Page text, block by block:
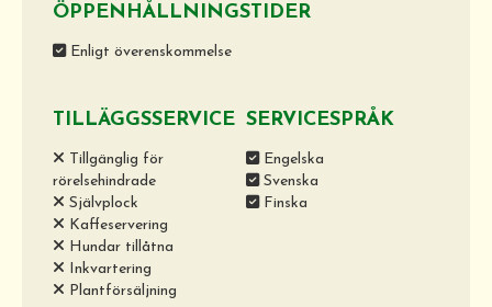
ÖPPENHÅLLNINGSTIDER
Enligt överenskommelse
TILLÄGGSSERVICE
Tillgänglig för
rörelsehindrade
Självplock
Kaffeservering
Hundar tillåtna
Inkvartering
Plantförsäljning
SERVICESPRÅK
Engelska
Svenska
Finska